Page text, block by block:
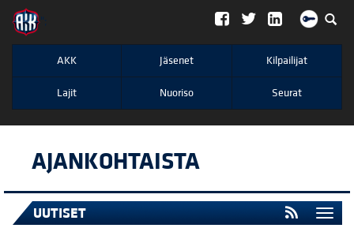
";
AKK Jäsenet Kilpailijat
Lajit Nuoriso Seurat
AJANKOHTAISTA
UUTISET